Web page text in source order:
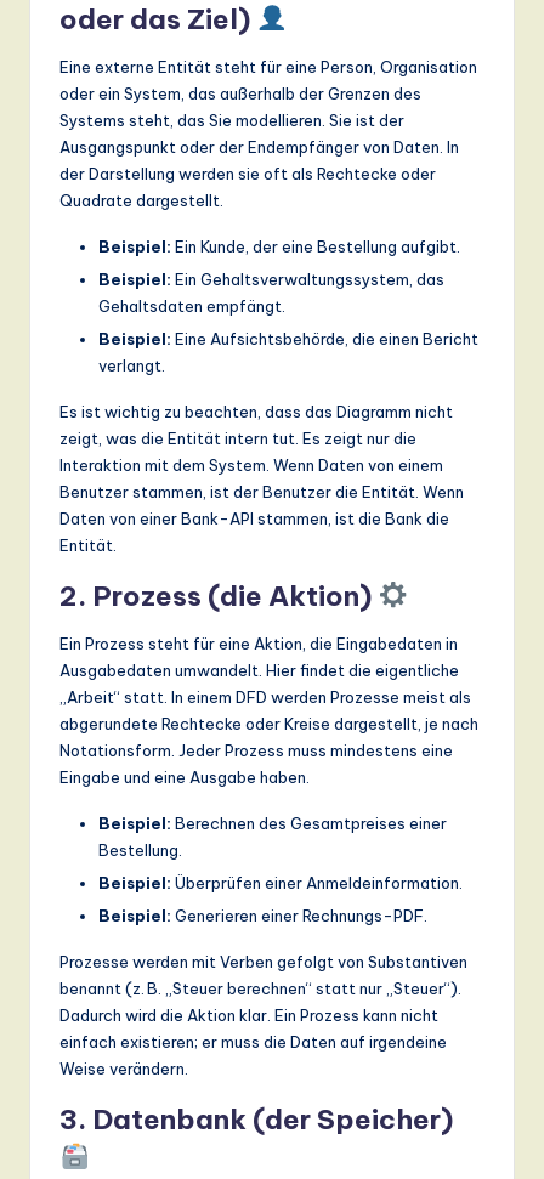
oder das Ziel)
Eine externe Entität steht für eine Person, Organisation
oder ein System, das außerhalb der Grenzen des
Systems steht, das Sie modellieren. Sie ist der
Ausgangspunkt oder der Endempfänger von Daten. In
der Darstellung werden sie oft als Rechtecke oder
Quadrate dargestellt.
Beispiel: Ein Kunde, der eine Bestellung aufgibt.
Beispiel: Ein Gehaltsverwaltungssystem, das
Gehaltsdaten empfängt.
Beispiel: Eine Aufsichtsbehörde, die einen Bericht
verlangt.
Es ist wichtig zu beachten, dass das Diagramm nicht
zeigt, was die Entität intern tut. Es zeigt nur die
Interaktion mit dem System. Wenn Daten von einem
Benutzer stammen, ist der Benutzer die Entität. Wenn
Daten von einer Bank-API stammen, ist die Bank die
Entität.
2. Prozess (die Aktion)
Ein Prozess steht für eine Aktion, die Eingabedaten in
Ausgabedaten umwandelt. Hier findet die eigentliche
„Arbeit“ statt. In einem DFD werden Prozesse meist als
abgerundete Rechtecke oder Kreise dargestellt, je nach
Notationsform. Jeder Prozess muss mindestens eine
Eingabe und eine Ausgabe haben.
Beispiel: Berechnen des Gesamtpreises einer
Bestellung.
Beispiel: Überprüfen einer Anmeldeinformation.
Beispiel: Generieren einer Rechnungs-PDF.
Prozesse werden mit Verben gefolgt von Substantiven
benannt (z. B. „Steuer berechnen“ statt nur „Steuer“).
Dadurch wird die Aktion klar. Ein Prozess kann nicht
einfach existieren; er muss die Daten auf irgendeine
Weise verändern.
3. Datenbank (der Speicher)